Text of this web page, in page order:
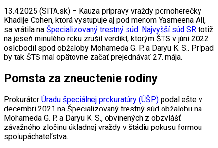
13.4.2025 (SITA.sk) – Kauza prípravy vraždy pornoherečky
Khadije Cohen, ktorá vystupuje aj pod menom Yasmeena Ali,
sa vrátila na Špecializovaný trestný súd. Najvyšší súd SR totiž
na jeseň minulého roku zrušil verdikt, ktorým ŠTS v júni 2022
oslobodil spod obžaloby Mohameda G. P. a Daryu K. S.. Prípad
by tak ŠTS mal opätovne začať prejednávať 27. mája.
Pomsta za zneuctenie rodiny
Prokurátor Úradu špeciálnej prokuratúry (ÚŠP) podal ešte v
decembri 2021 na Špecializovaný trestný súd obžalobu na
Mohameda G. P. a Daryu K. S., obvinených z obzvlášť
závažného zločinu úkladnej vraždy v štádiu pokusu formou
spolupáchateľstva.